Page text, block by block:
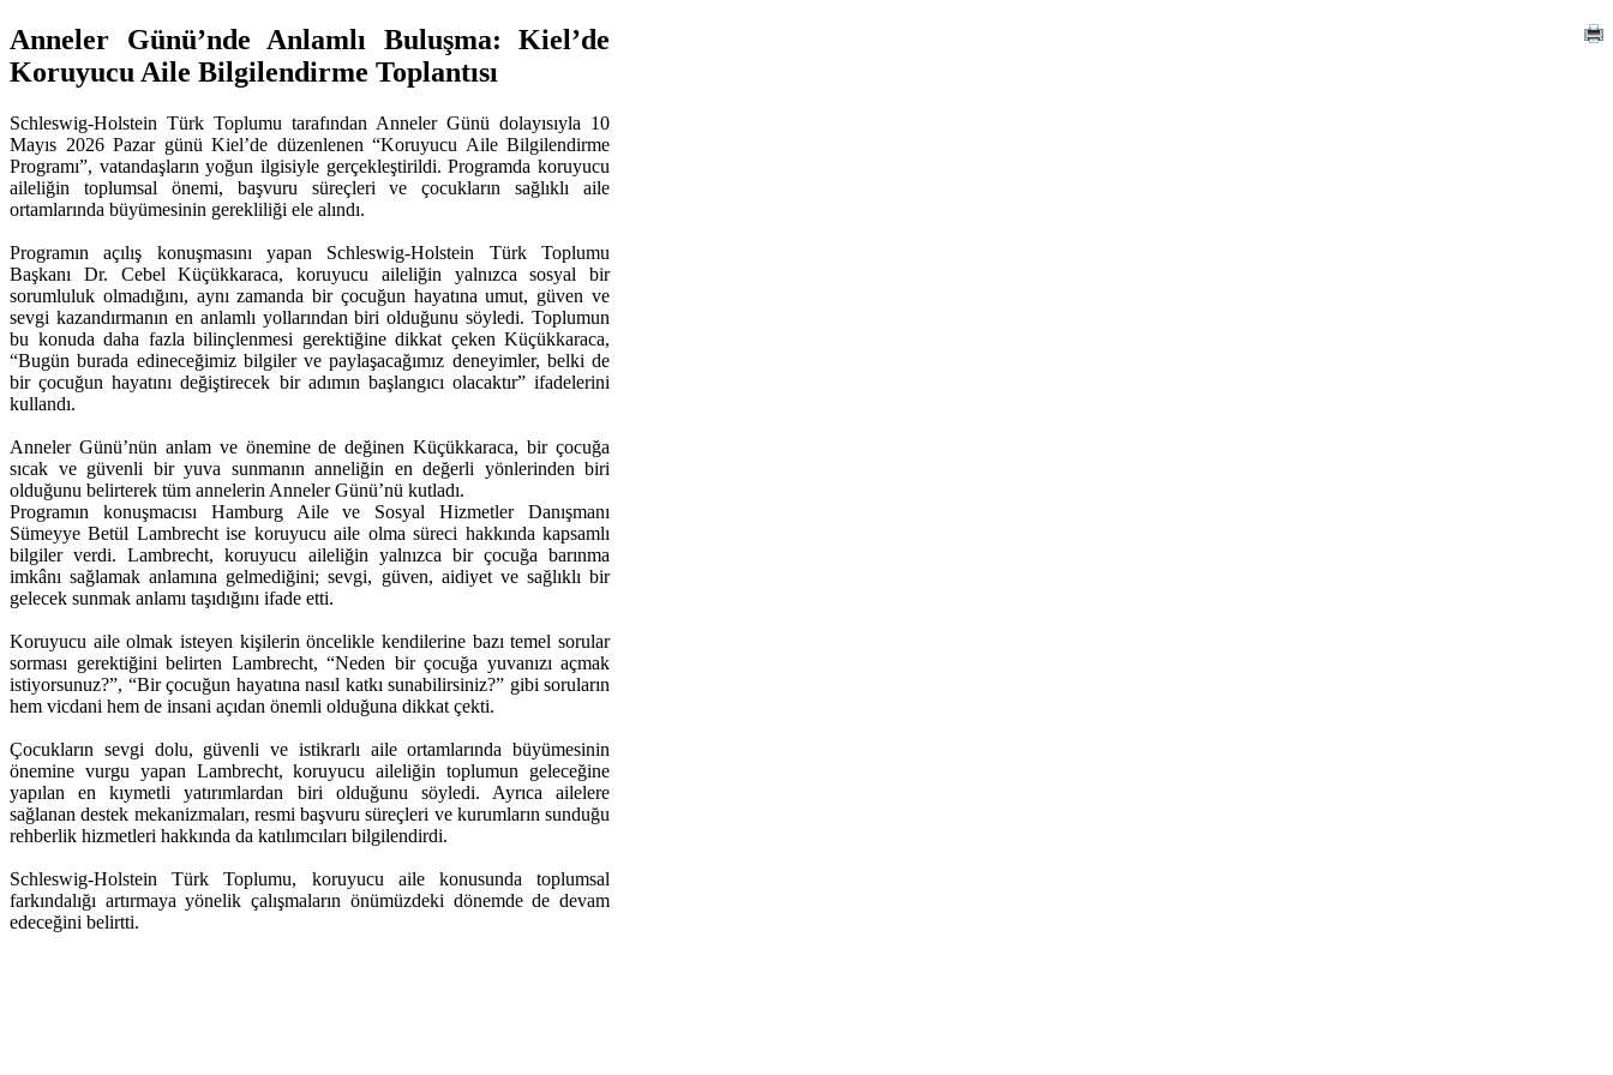
Anneler Günü’nde Anlamlı Buluşma: Kiel’de
Koruyucu Aile Bilgilendirme Toplantısı
Schleswig-Holstein Türk Toplumu tarafından Anneler Günü dolayısıyla 10
Mayıs 2026 Pazar günü Kiel’de düzenlenen “Koruyucu Aile Bilgilendirme
Programı”, vatandaşların yoğun ilgisiyle gerçekleştirildi. Programda koruyucu
aileliğin toplumsal önemi, başvuru süreçleri ve çocukların sağlıklı aile
ortamlarında büyümesinin gerekliliği ele alındı.
Programın açılış konuşmasını yapan Schleswig-Holstein Türk Toplumu
Başkanı Dr. Cebel Küçükkaraca, koruyucu aileliğin yalnızca sosyal bir
sorumluluk olmadığını, aynı zamanda bir çocuğun hayatına umut, güven ve
sevgi kazandırmanın en anlamlı yollarından biri olduğunu söyledi. Toplumun
bu konuda daha fazla bilinçlenmesi gerektiğine dikkat çeken Küçükkaraca,
“Bugün burada edineceğimiz bilgiler ve paylaşacağımız deneyimler, belki de
bir çocuğun hayatını değiştirecek bir adımın başlangıcı olacaktır” ifadelerini
kullandı.
Anneler Günü’nün anlam ve önemine de değinen Küçükkaraca, bir çocuğa
sıcak ve güvenli bir yuva sunmanın anneliğin en değerli yönlerinden biri
olduğunu belirterek tüm annelerin Anneler Günü’nü kutladı.
Programın konuşmacısı Hamburg Aile ve Sosyal Hizmetler Danışmanı
Sümeyye Betül Lambrecht ise koruyucu aile olma süreci hakkında kapsamlı
bilgiler verdi. Lambrecht, koruyucu aileliğin yalnızca bir çocuğa barınma
imkânı sağlamak anlamına gelmediğini; sevgi, güven, aidiyet ve sağlıklı bir
gelecek sunmak anlamı taşıdığını ifade etti.
Koruyucu aile olmak isteyen kişilerin öncelikle kendilerine bazı temel sorular
sorması gerektiğini belirten Lambrecht, “Neden bir çocuğa yuvanızı açmak
istiyorsunuz?”, “Bir çocuğun hayatına nasıl katkı sunabilirsiniz?” gibi soruların
hem vicdani hem de insani açıdan önemli olduğuna dikkat çekti.
Çocukların sevgi dolu, güvenli ve istikrarlı aile ortamlarında büyümesinin
önemine vurgu yapan Lambrecht, koruyucu aileliğin toplumun geleceğine
yapılan en kıymetli yatırımlardan biri olduğunu söyledi. Ayrıca ailelere
sağlanan destek mekanizmaları, resmi başvuru süreçleri ve kurumların sunduğu
rehberlik hizmetleri hakkında da katılımcıları bilgilendirdi.
Schleswig-Holstein Türk Toplumu, koruyucu aile konusunda toplumsal
farkındalığı artırmaya yönelik çalışmaların önümüzdeki dönemde de devam
edeceğini belirtti.